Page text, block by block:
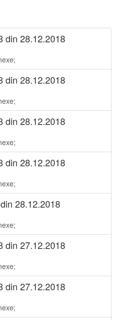
din 28.12.2018
din 28.12.2018
din 28.12.2018
din 28.12.2018
28.12.2018
din 27.12.2018
din 27.12.2018